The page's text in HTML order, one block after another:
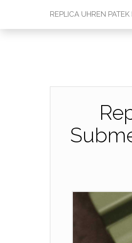
REPLICA UHREN PATEK